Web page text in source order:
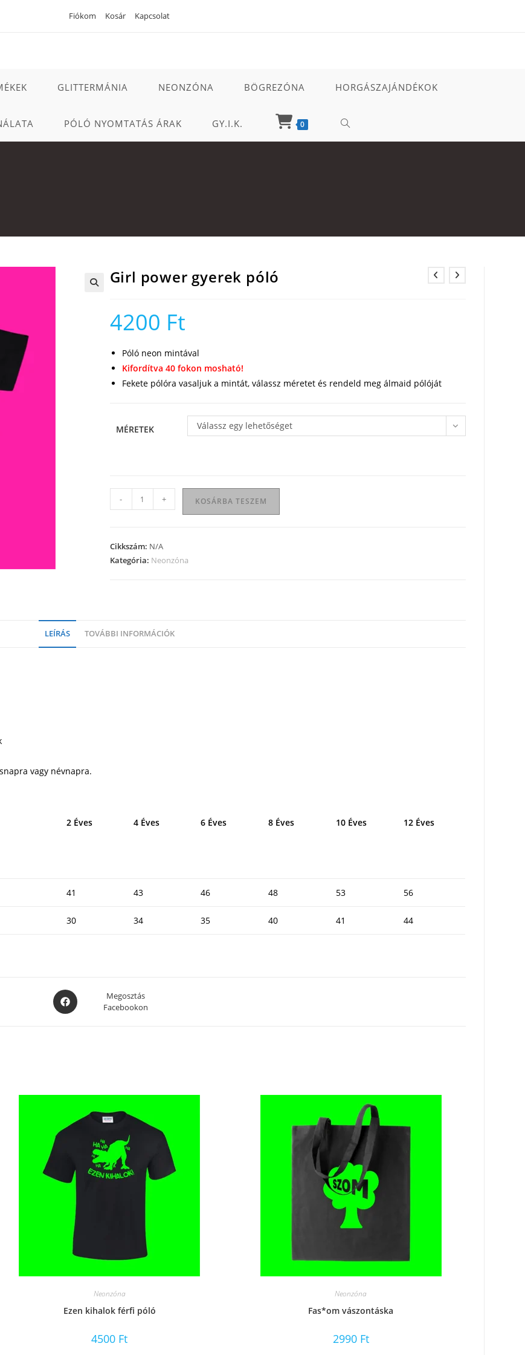
Fiókom Kosár Kapcsolat
GLITTERMÁNIA NEONZÓNA BÖGREZÓNA HORGÁSZAJÁNDÉKOK
PÓLÓ NYOMTATÁS ÁRAK GY.I.K. 0 TOGGLE
Girl power gyerek póló
4200 Ft
Póló neon mintával
Kifordítva 40 fokon mosható!
Fekete pólóra vasaljuk a mintát, válassz méretet és rendeld meg álmaid pólóját
MÉRETEK Válassz egy lehetőséget
power
póló
mennyiség
- + KOSÁRBA TESZEM
Cikkszám: N/A
Kategória: Neonzóna
LEÍRÁS TOVÁBBI INFORMÁCIÓK
vagy névnapra.
2 Éves
4 Éves 6 Éves 8 Éves 10 Éves 12 Éves
41 43 46 48 53 56
30 34 35 40 41 44
Opens
in
Megosztás
Facebookon
Neonzóna
Ezen kihalok férfi póló
4500 Ft
Neonzóna
Fas*om vászontáska
2990 Ft